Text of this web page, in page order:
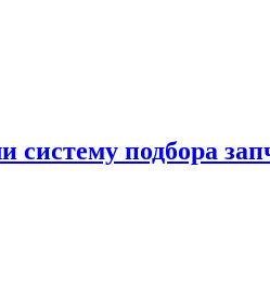
систему подбора